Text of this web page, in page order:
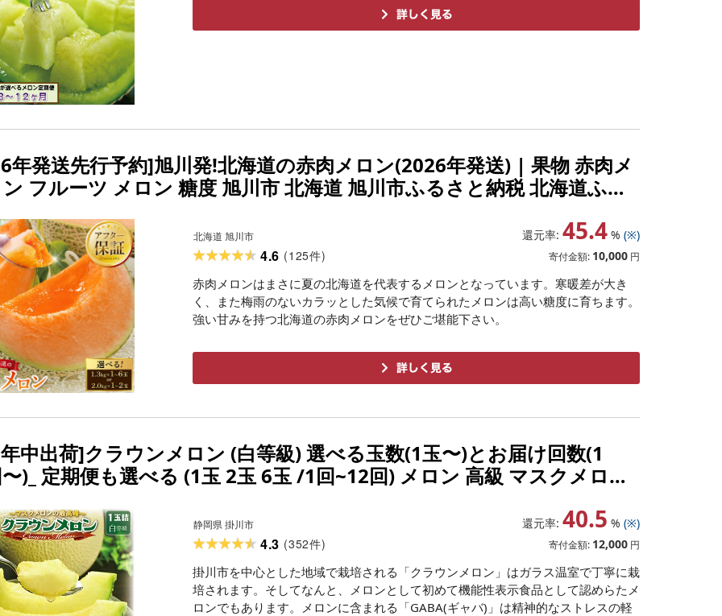
年発送先行予約]旭川発!北海道の赤肉メロン(2026年発送) | 果物 赤肉メ
フルーツ メロン 糖度 旭川市 北海道 旭川市ふるさと納税 北海道ふる
北海道 旭川市 還元率: 45.4 % (※)
寄付金額: 10,000 円
4.6 (125件)
赤肉メロンはまさに夏の北海道を代表するメロンとなっています。寒暖差が大き
く、また梅雨のないカラッとした気候で育てられたメロンは高い糖度に育ちます。
強い甘みを持つ北海道の赤肉メロンをぜひご堪能下さい。
中出荷]クラウンメロン (白等級) 選べる玉数(1玉〜)とお届け回数(1
)_ 定期便も選べる (1玉 2玉 6玉 /1回~12回) メロン 高級 マスクメロン
・沖縄県][G1104230]静岡県 掛川市 還元率: 40.5 % (※)
寄付金額: 12,000 円
4.3 (352件)
掛川市を中心とした地域で栽培される「クラウンメロン」はガラス温室で丁寧に栽
培されます。そしてなんと、メロンとして初めて機能性表示食品として認めらたメ
ロンでもあります。メロンに含まれる「GABA(ギャバ)」は精神的なストレスの軽